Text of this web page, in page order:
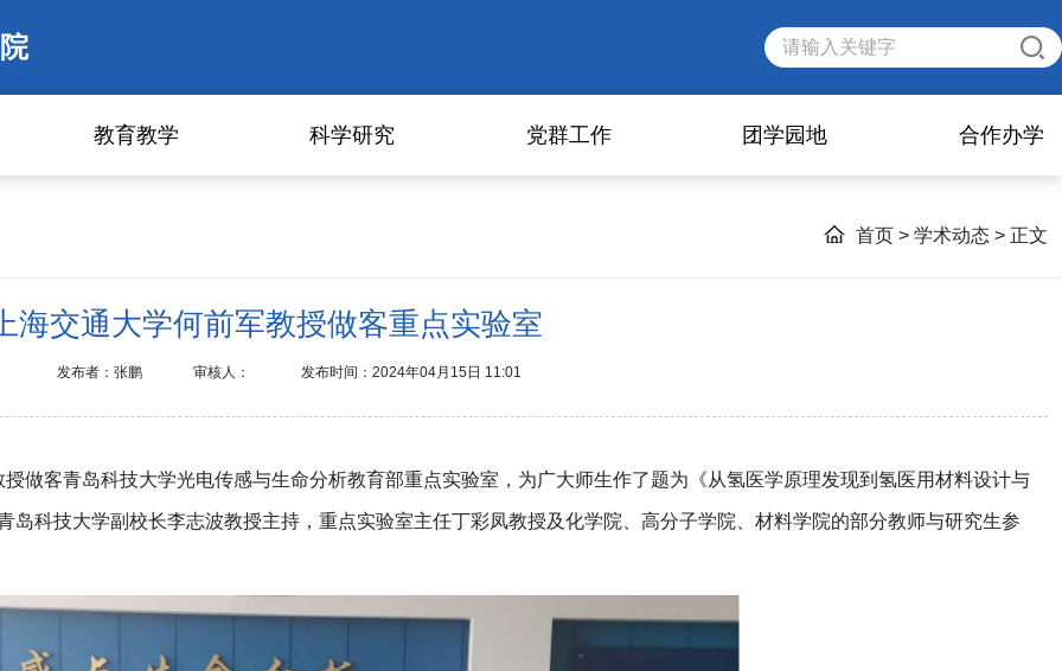
教育教学 科学研究 党群工作 团学园地 合作办学
首页 > 学术动态 > 正文
海交通大学何前军教授做客重点实验室
发布者：张鹏 审核人： 发布时间：2024年04月15日 11:01
授做客青岛科技大学光电传感与生命分析教育部重点实验室，为广大师生作了题为《从氢医学原理发现到氢医用材料设计与
岛科技大学副校长李志波教授主持，重点实验室主任丁彩凤教授及化学院、高分子学院、材料学院的部分教师与研究生参